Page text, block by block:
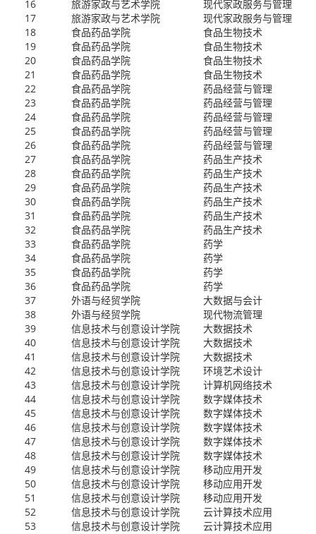
16
旅游家政与艺术学院
现代家政服务与管理
17
旅游家政与艺术学院
现代家政服务与管理
18
食品药品学院
食品生物技术
19
食品药品学院
食品生物技术
20
食品药品学院
食品生物技术
21
食品药品学院
食品生物技术
22
食品药品学院
药品经营与管理
23
食品药品学院
药品经营与管理
24
食品药品学院
药品经营与管理
25
食品药品学院
药品经营与管理
26
食品药品学院
药品经营与管理
27
食品药品学院
药品生产技术
28
食品药品学院
药品生产技术
29
食品药品学院
药品生产技术
30
食品药品学院
药品生产技术
31
食品药品学院
药品生产技术
32
食品药品学院
药品生产技术
33
食品药品学院
药学
34
食品药品学院
药学
35
食品药品学院
药学
36
食品药品学院
药学
37
外语与经贸学院
大数据与会计
38
外语与经贸学院
现代物流管理
39
信息技术与创意设计学院
大数据技术
40
信息技术与创意设计学院
大数据技术
41
信息技术与创意设计学院
大数据技术
42
信息技术与创意设计学院
环境艺术设计
43
信息技术与创意设计学院
计算机网络技术
44
信息技术与创意设计学院
数字媒体技术
45
信息技术与创意设计学院
数字媒体技术
46
信息技术与创意设计学院
数字媒体技术
47
信息技术与创意设计学院
数字媒体技术
48
信息技术与创意设计学院
数字媒体技术
49
信息技术与创意设计学院
移动应用开发
50
信息技术与创意设计学院
移动应用开发
51
信息技术与创意设计学院
移动应用开发
52
信息技术与创意设计学院
云计算技术应用
53
信息技术与创意设计学院 云计算技术应用